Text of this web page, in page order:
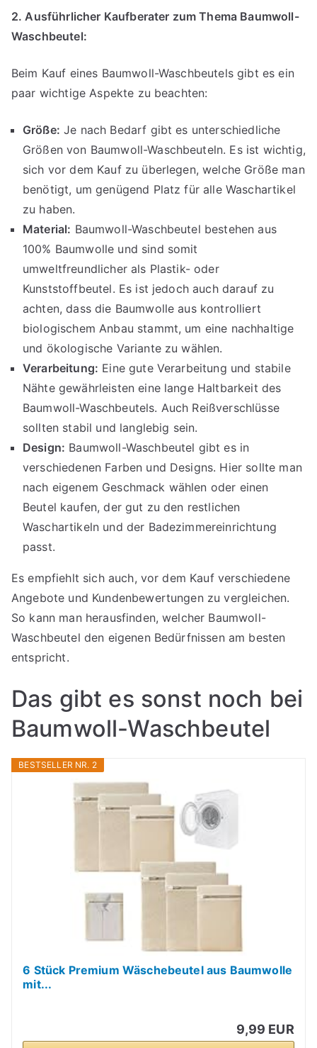
2. Ausführlicher Kaufberater zum Thema Baumwoll-
Waschbeutel:
Beim Kauf eines Baumwoll-Waschbeutels gibt es ein
paar wichtige Aspekte zu beachten:
Größe: Je nach Bedarf gibt es unterschiedliche
Größen von Baumwoll-Waschbeuteln. Es ist wichtig,
sich vor dem Kauf zu überlegen, welche Größe man
benötigt, um genügend Platz für alle Waschartikel
zu haben.
Material: Baumwoll-Waschbeutel bestehen aus
100% Baumwolle und sind somit
umweltfreundlicher als Plastik- oder
Kunststoffbeutel. Es ist jedoch auch darauf zu
achten, dass die Baumwolle aus kontrolliert
biologischem Anbau stammt, um eine nachhaltige
und ökologische Variante zu wählen.
Verarbeitung: Eine gute Verarbeitung und stabile
Nähte gewährleisten eine lange Haltbarkeit des
Baumwoll-Waschbeutels. Auch Reißverschlüsse
sollten stabil und langlebig sein.
Design: Baumwoll-Waschbeutel gibt es in
verschiedenen Farben und Designs. Hier sollte man
nach eigenem Geschmack wählen oder einen
Beutel kaufen, der gut zu den restlichen
Waschartikeln und der Badezimmereinrichtung
passt.
Es empfiehlt sich auch, vor dem Kauf verschiedene
Angebote und Kundenbewertungen zu vergleichen.
So kann man herausfinden, welcher Baumwoll-
Waschbeutel den eigenen Bedürfnissen am besten
entspricht.
Das gibt es sonst noch bei
Baumwoll-Waschbeutel
BESTSELLER NR. 2
6 Stück Premium Wäschebeutel aus Baumwolle
mit...
9,99 EUR